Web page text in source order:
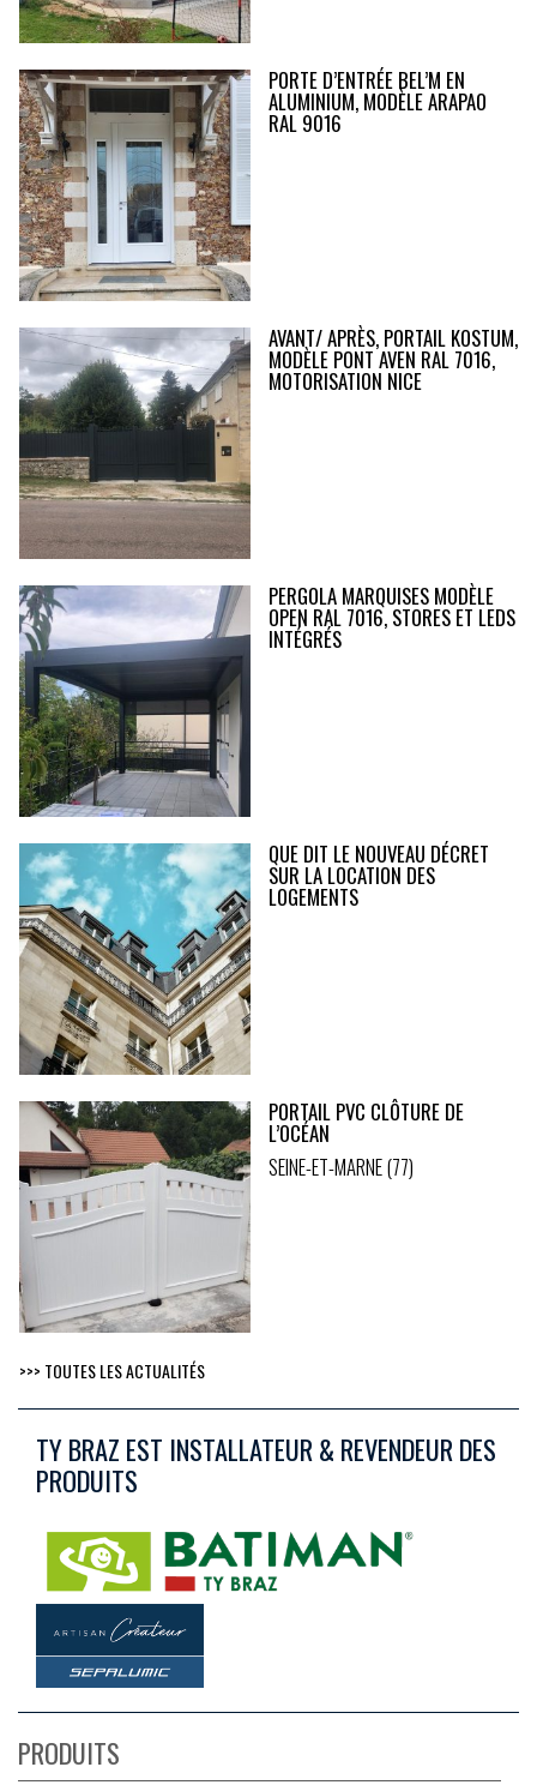
PORTE D’ENTRÉE BEL’M EN
ALUMINIUM, MODÈLE ARAPAO
RAL 9016
AVANT/ APRÈS, PORTAIL KOSTUM,
MODÈLE PONT AVEN RAL 7016,
MOTORISATION NICE
PERGOLA MARQUISES MODÈLE
OPEN RAL 7016, STORES ET LEDS
INTÉGRÉS
QUE DIT LE NOUVEAU DÉCRET
SUR LA LOCATION DES
LOGEMENTS
PORTAIL PVC CLÔTURE DE
L’OCÉAN
SEINE-ET-MARNE (77)
>>> TOUTES LES ACTUALITÉS
TY BRAZ EST INSTALLATEUR & REVENDEUR DES
PRODUITS
PRODUITS